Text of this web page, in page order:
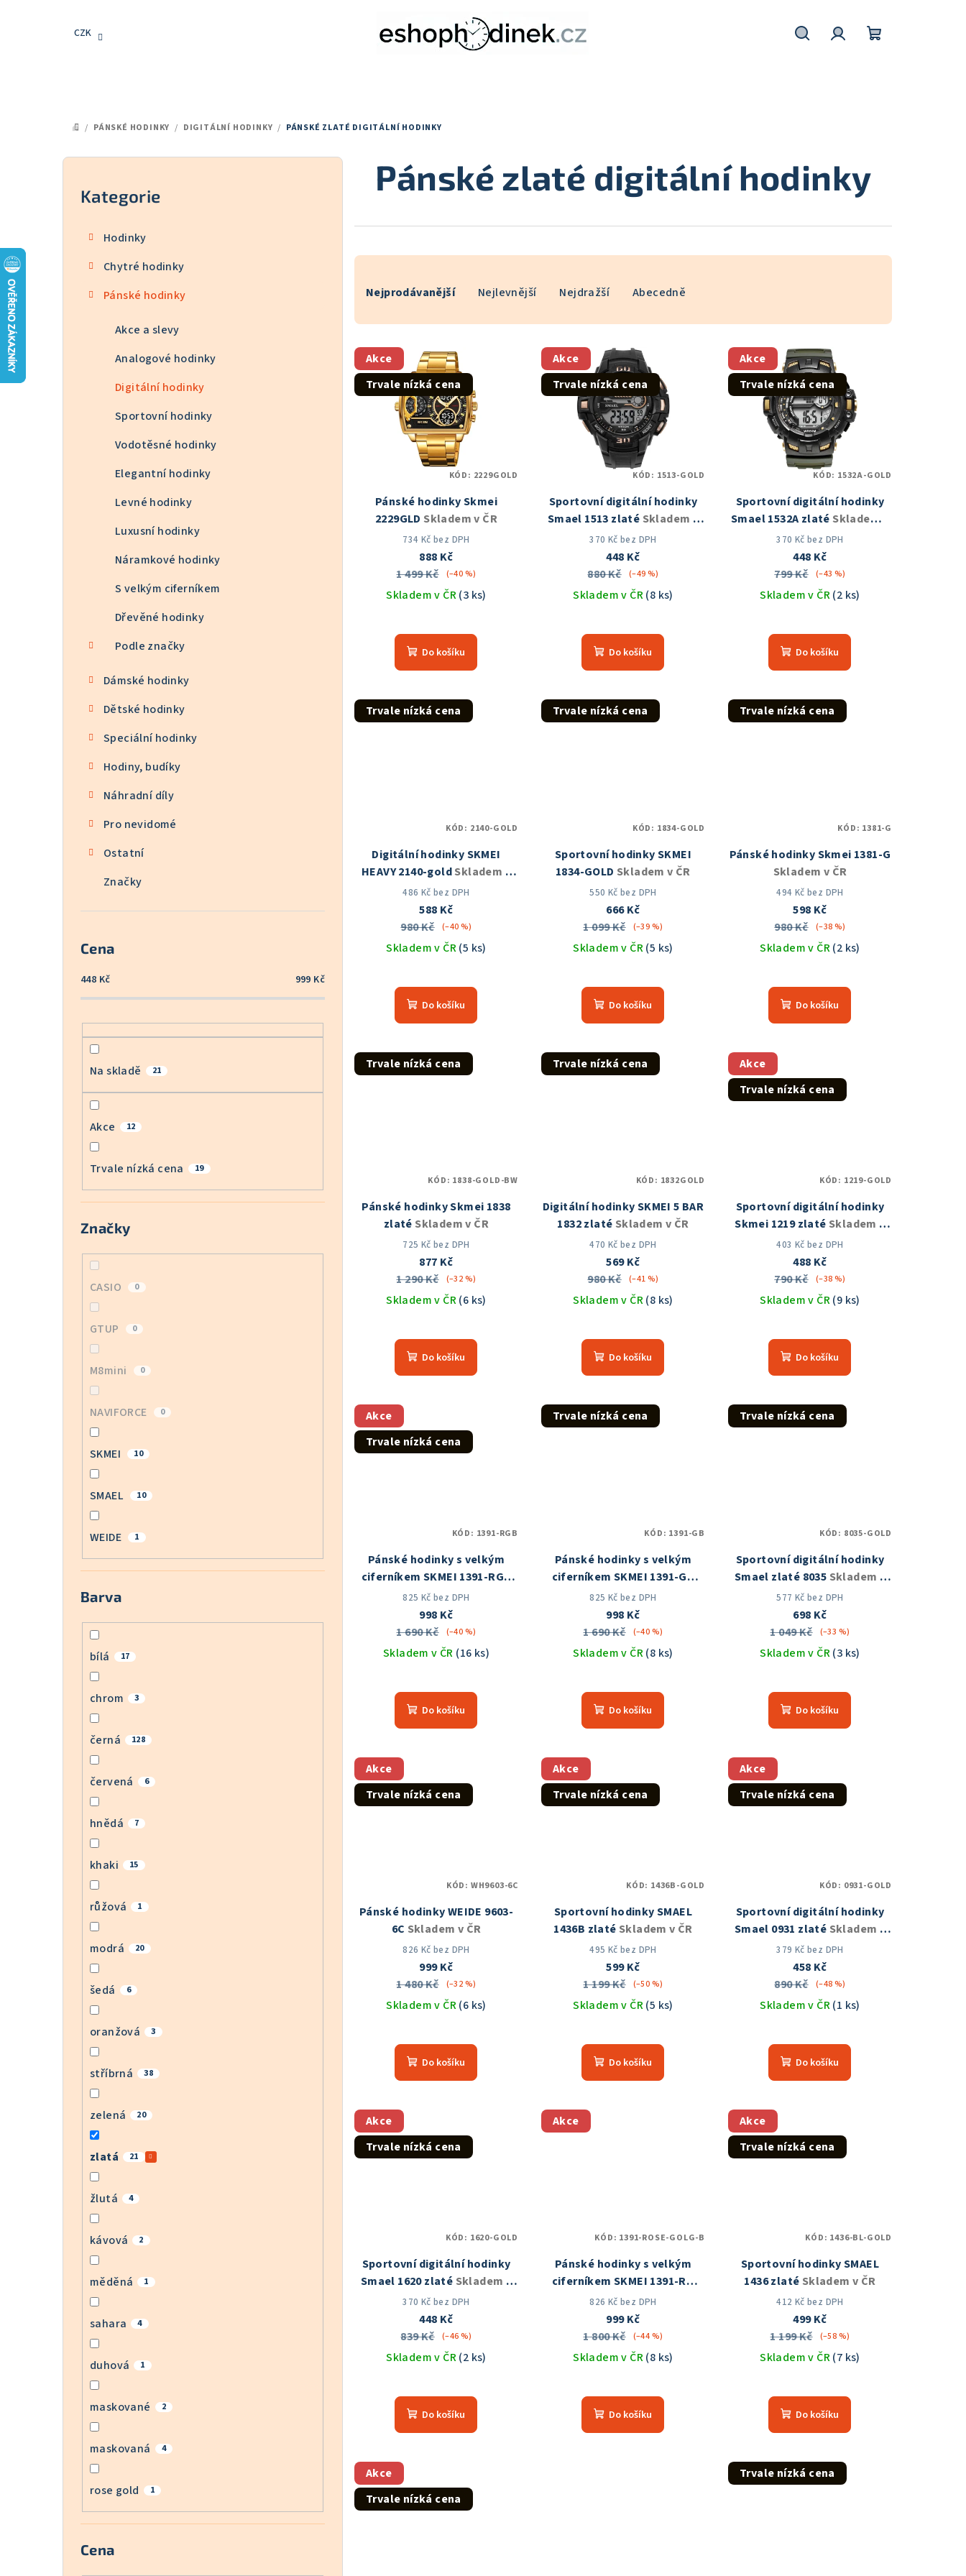
CZK
DOMŮ
/ PÁNSKÉ HODINKY / DIGITÁLNÍ HODINKY / PÁNSKÉ ZLATÉ DIGITÁLNÍ HODINKY
P
Přeskočit
kategorie
Kategorie
Hodinky
Chytré hodinky
Pánské hodinky
Akce a slevy
Analogové hodinky
Digitální hodinky
Sportovní hodinky
Vodotěsné hodinky
Elegantní hodinky
Levné hodinky
Luxusní hodinky
Náramkové hodinky
S velkým ciferníkem
Dřevěné hodinky
Podle značky
Dámské hodinky
Dětské hodinky
Speciální hodinky
Hodiny, budíky
Náhradní díly
Pro nevidomé
Ostatní
Značky
Cena
448 Kč 999 Kč
Na skladě 21
Akce 12
Trvale nízká cena 19
Značky
CASIO 0
GTUP 0
M8mini 0
NAVIFORCE 0
SKMEI 10
SMAEL 10
WEIDE 1
Barva
bílá 17
chrom 3
černá 128
červená 6
hnědá 7
khaki 15
růžová 1
modrá 20
šedá 6
oranžová 3
stříbrná 38
zelená 20
zlatá 21
žlutá 4
kávová 2
měděná 1
sahara 4
duhová 1
maskované 2
maskovaná 4
rose gold 1
Cena
Pánské zlaté digitální hodinky
a
z
e
n
Nejprodávanější Nejlevnější Nejdražší Abecedně
V
ý
p
Akce
Trvale nízká cena
Pánské hodinky Skmei
2229GLD Skladem v ČR
734 Kč bez DPH
888 Kč
1 499 Kč
(–40 %)
Skladem v ČR(3 ks)
Do košíku
KÓD: 2229GOLD
Akce
Trvale nízká cena
Sportovní digitální hodinky
Smael 1513 zlaté Skladem v
ČR
370 Kč bez DPH
448 Kč
880 Kč
(–49 %)
Skladem v ČR(8 ks)
hodnocení
produktu
je
z
5
Do košíku
KÓD: 1513-GOLD
Akce
Trvale nízká cena
Sportovní digitální hodinky
Smael 1532A zlaté Skladem v
ČR
370 Kč bez DPH
448 Kč
799 Kč
(–43 %)
Skladem v ČR(2 ks)
hodnocení
produktu
je
z
5
Do košíku
KÓD: 1532A-GOLD
Trvale nízká cena
Digitální hodinky SKMEI
HEAVY 2140-goldSkladem v
ČR
486 Kč bez DPH
588 Kč
980 Kč
(–40 %)
Skladem v ČR(5 ks)
hodnocení
produktu
je
z
5
Do košíku
KÓD: 2140-GOLD
Trvale nízká cena
Sportovní hodinky SKMEI
1834-GOLD Skladem v ČR
550 Kč bez DPH
666 Kč
1 099 Kč
(–39 %)
Skladem v ČR(5 ks)
hodnocení
produktu
je
z
5
Do košíku
KÓD: 1834-GOLD
Trvale nízká cena
Pánské hodinky Skmei 1381-G
Skladem v ČR
494 Kč bez DPH
598 Kč
980 Kč
(–38 %)
Skladem v ČR(2 ks)
hodnocení
produktu
je
5
hvězdiček.
Do košíku
KÓD: 1381-G
Trvale nízká cena
Pánské hodinky Skmei 1838
zlaté Skladem v ČR
725 Kč bez DPH
877 Kč
1 290 Kč
(–32 %)
Skladem v ČR(6 ks)
hodnocení
produktu
je
5
hvězdiček.
Do košíku
KÓD: 1838-GOLD-BW
Trvale nízká cena
Digitální hodinky SKMEI 5 BAR
1832 zlaté Skladem v ČR
470 Kč bez DPH
569 Kč
980 Kč
(–41 %)
Skladem v ČR(8 ks)
hodnocení
produktu
je
z
5
Do košíku
KÓD: 1832GOLD
Akce
Trvale nízká cena
Sportovní digitální hodinky
Skmei 1219 zlaté Skladem v
ČR
403 Kč bez DPH
488 Kč
790 Kč
(–38 %)
Skladem v ČR(9 ks)
hodnocení
produktu
je
z
5
Do košíku
KÓD: 1219-GOLD
Akce
Trvale nízká cena
Pánské hodinky s velkým
ciferníkem SKMEI 1391-RGB
Skladem v ČR
825 Kč bez DPH
998 Kč
1 690 Kč
(–40 %)
Skladem v ČR (16 ks)
hodnocení
produktu
je
5
hvězdiček.
Do košíku
KÓD: 1391-RGB
Trvale nízká cena
Pánské hodinky s velkým
ciferníkem SKMEI 1391-GB
Skladem v ČR
825 Kč bez DPH
998 Kč
1 690 Kč
(–40 %)
Skladem v ČR(8 ks)
hodnocení
produktu
je
5
hvězdiček.
Do košíku
KÓD: 1391-GB
Trvale nízká cena
Sportovní digitální hodinky
Smael zlaté 8035 Skladem v
ČR
577 Kč bez DPH
698 Kč
1 049 Kč
(–33 %)
Skladem v ČR(3 ks)
hodnocení
produktu
je
5
hvězdiček.
Do košíku
KÓD: 8035-GOLD
Akce
Trvale nízká cena
Pánské hodinky WEIDE 9603-
6C Skladem v ČR
826 Kč bez DPH
999 Kč
1 480 Kč
(–32 %)
Skladem v ČR(6 ks)
hodnocení
produktu
je
5
hvězdiček.
Do košíku
KÓD: WH9603-6C
Akce
Trvale nízká cena
Sportovní hodinky SMAEL
1436B zlaté Skladem v ČR
495 Kč bez DPH
599 Kč
1 199 Kč
(–50 %)
Skladem v ČR(5 ks)
hodnocení
produktu
je
Do košíku
KÓD: 1436B-GOLD
Akce
Trvale nízká cena
Sportovní digitální hodinky
Smael 0931 zlaté Skladem v
ČR
379 Kč bez DPH
458 Kč
890 Kč
(–48 %)
Skladem v ČR(1 ks)
hodnocení
produktu
je
5
hvězdiček.
Do košíku
KÓD: 0931-GOLD
Akce
Trvale nízká cena
Sportovní digitální hodinky
Smael 1620 zlaté Skladem v
ČR
370 Kč bez DPH
448 Kč
839 Kč
(–46 %)
Skladem v ČR(2 ks)
hodnocení
produktu
je
5
hvězdiček.
Do košíku
KÓD: 1620-GOLD
Akce
Pánské hodinky s velkým
ciferníkem SKMEI 1391-RG
Skladem v ČR
826 Kč bez DPH
999 Kč
1 800 Kč
(–44 %)
Skladem v ČR(8 ks)
hodnocení
produktu
je
Do košíku
KÓD: 1391-ROSE-GOLG-B
Akce
Trvale nízká cena
Sportovní hodinky SMAEL
1436 zlaté Skladem v ČR
412 Kč bez DPH
499 Kč
1 199 Kč
(–58 %)
Skladem v ČR(7 ks)
Do košíku
KÓD: 1436-BL-GOLD
Akce
Trvale nízká cena
Trvale nízká cena